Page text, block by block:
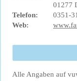
01277
Telefon:
0351-
Web:
Alle Angaben auf